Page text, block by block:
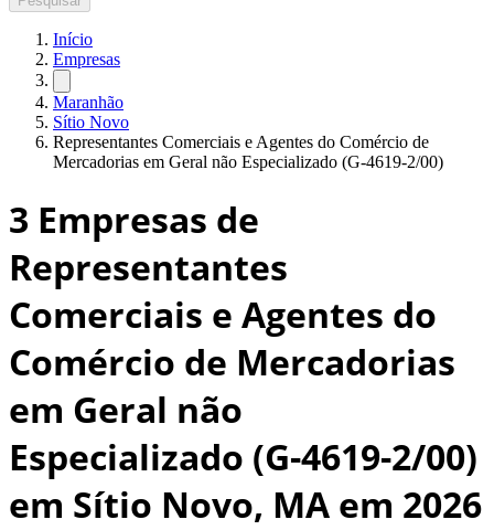
Início
Empresas
Maranhão
Sítio Novo
Representantes Comerciais e Agentes do Comércio de
Mercadorias em Geral não Especializado (G-4619-2/00)
3 Empresas de
Representantes
Comerciais e Agentes do
Comércio de Mercadorias
em Geral não
Especializado (G-4619-2/00)
em Sítio Novo, MA em 2026